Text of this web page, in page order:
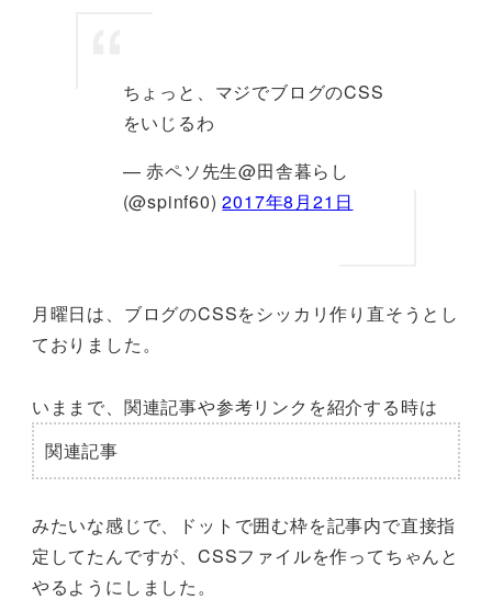
ちょっと、マジでブログのCSS
をいじるわ
— 赤ペソ先生@田舎暮らし
(@spinf60)2017年8月21日
月曜日は、ブログのCSSをシッカリ作り直そうとし
ておりました。
いままで、関連記事や参考リンクを紹介する時は
関連記事
みたいな感じで、ドットで囲む枠を記事内で直接指
定してたんですが、CSSファイルを作ってちゃんと
やるようにしました。